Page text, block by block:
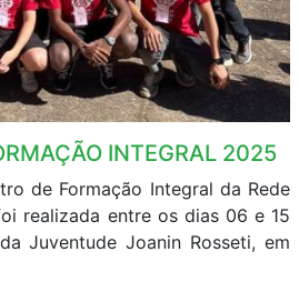
INTEGRAL 2025
de Formação Integral da Rede
realizada entre os dias 06 e 15
Juventude Joanin Rosseti, em